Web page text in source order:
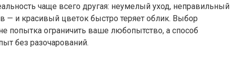
чаще всего другая: неумелый уход, неправильный
— и красивый цветок быстро теряет облик. Выбор
попытка ограничить ваше любопытство, а способ
без разочарований.